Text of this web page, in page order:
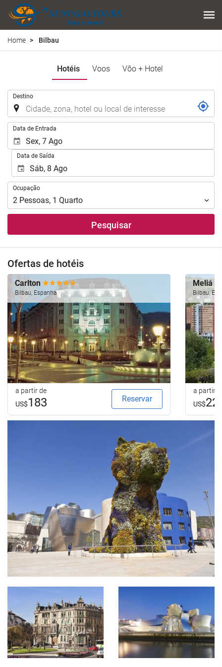
Home Bilbau
Hotéis Voos Vôo + Hotel
Destino
Data de Entrada
Data de Saída
Ocupação
Ocupação
2 Pessoas, 1 Quarto
Pesquisar
Ofertas de hotéis
Carlton
Bilbau, Espanha
a partir de
US$183 Reservar
Meliá
Bilbau,
a partir
US$